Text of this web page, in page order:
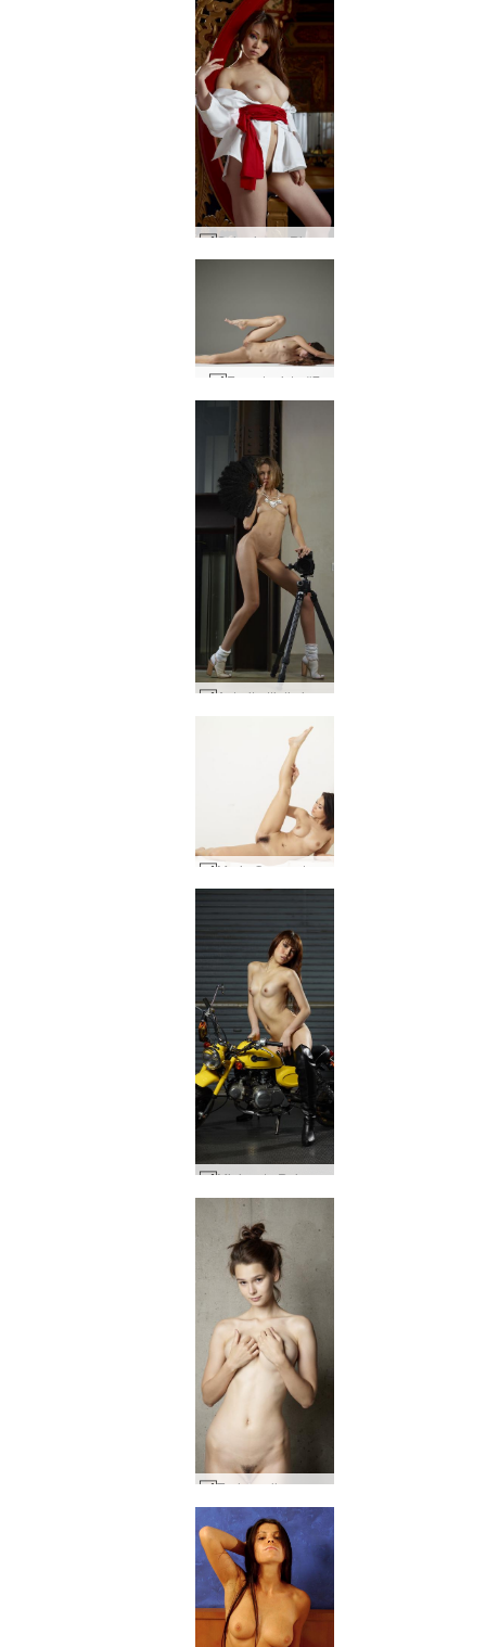
Sala cinese Rie #57
Era edonista #7
Autoritratti di piume nere di Alya #44
Mini moto Reina Yuuki #63
Tasha pelle e cemento #10